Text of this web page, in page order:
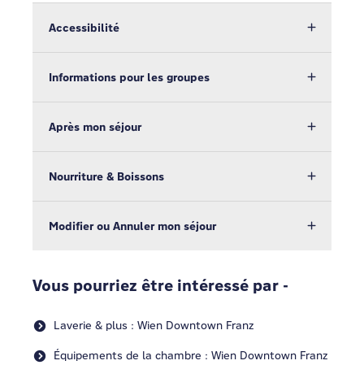
Accessibilité
Informations pour les groupes
Après mon séjour
Nourriture & Boissons
Modifier ou Annuler mon séjour
Vous pourriez être intéressé par -
Laverie & plus : Wien Downtown Franz
Équipements de la chambre : Wien Downtown Franz